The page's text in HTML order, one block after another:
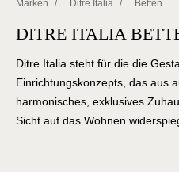
Marken / Ditre Italia / Betten
DITRE ITALIA
Ditre Italia steht für die die
Einrichtungskonzepts, das aus
harmonisches, exklusives
Sicht auf das Wohnen